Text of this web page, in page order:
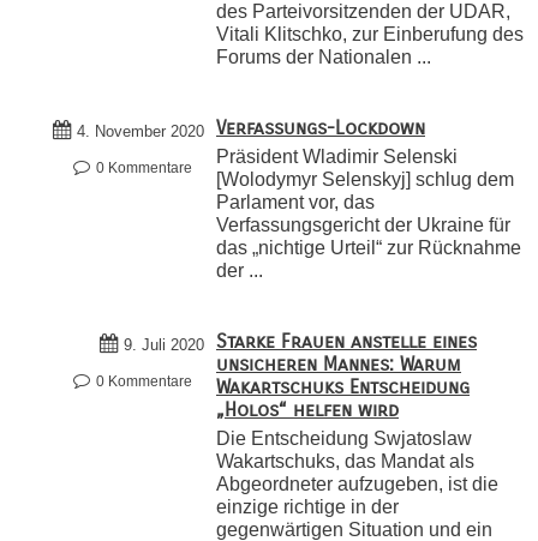
des Parteivorsitzenden der UDAR,
Vitali Klitschko, zur Einberufung des
Forums der Nationalen ...
4. November 2020
0 Kommentare
Verfassungs-Lockdown
Präsident Wladimir Selenski
[Wolodymyr Selenskyj] schlug dem
Parlament vor, das
Verfassungsgericht der Ukraine für
das „nichtige Urteil“ zur Rücknahme
der ...
9. Juli 2020
0 Kommentare
Starke Frauen anstelle eines
unsicheren Mannes: Warum
Wakartschuks Entscheidung
„Holos“ helfen wird
Die Entscheidung Swjatoslaw
Wakartschuks, das Mandat als
Abgeordneter aufzugeben, ist die
einzige richtige in der
gegenwärtigen Situation und ein